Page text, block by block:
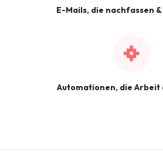
E-Mails, die nachfassen
Automationen, die Arbeit